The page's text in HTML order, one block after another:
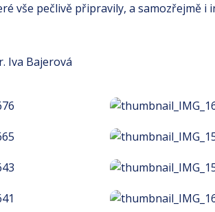
vše pečlivě připravily, a samozřejmě
Iva Bajerová